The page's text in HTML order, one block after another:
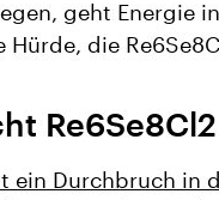
geht Energie
Hürde, die
ein Durchbruch in